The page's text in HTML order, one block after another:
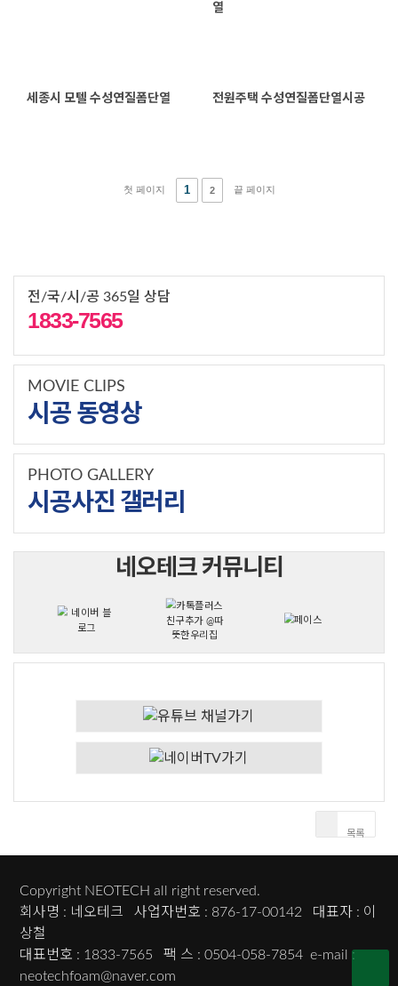
목록
열
세종시 모텔 수성연질폼단열 전원주택 수성연질폼단열시공
첫 페이지 1 2 끝 페이지
전/국/시/공 365일 상담
1833-7565
MOVIE CLIPS
시공 동영상
PHOTO GALLERY
시공사진 갤러리
네오테크 커뮤니티
Copyright NEOTECH all right reserved.
회사명 : 네오테크 사업자번호 : 876-17-00142 대표자 : 이
상철
대표번호 : 1833-7565 팩 스 : 0504-058-7854 e-mail :
neotechfoam@naver.com